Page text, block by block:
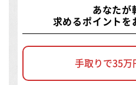
あなたが
求めるポイントを
手取りで35